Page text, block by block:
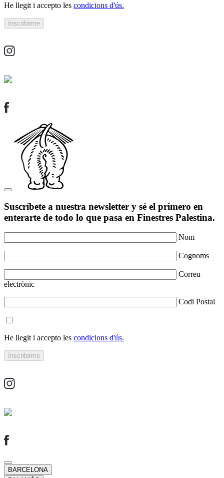
He llegit i accepto les condicions d'ús.
Suscríbete a nuestra newsletter y sé el primero en
enterarte de todo lo que pasa en Finestres Palestina.
Nom
Cognoms
Correu
electrònic
Codi Postal
He llegit i accepto les condicions d'ús.
BARCELONA